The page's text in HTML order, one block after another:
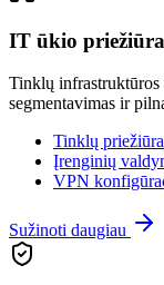
IT ūkio priežiūra
Tinklų
segmentavimas ir
Tinklų priežiūra
Įrenginių
VPN
Sužinoti daugiau